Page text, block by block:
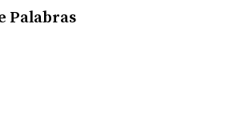
Palabras